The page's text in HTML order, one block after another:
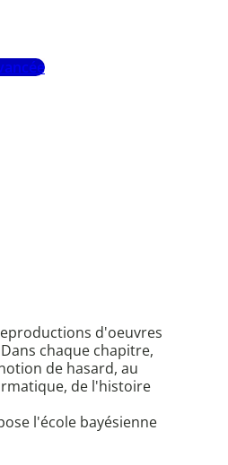
d'oeuvres
chaque chapitre,
de hasard, au
de l'histoire
l'école bayésienne